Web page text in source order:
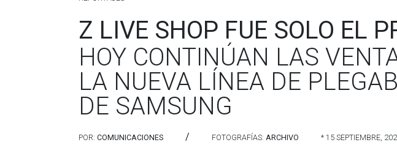
Z LIVE SHOP FUE SOLO EL
HOY CONTINÚAN LAS
LA NUEVA LÍNEA DE
DE SAMSUNG
POR: COMUNICACIONES / FOTOGRAFÍAS: ARCHIVO * 15 SEPTIEMBRE,